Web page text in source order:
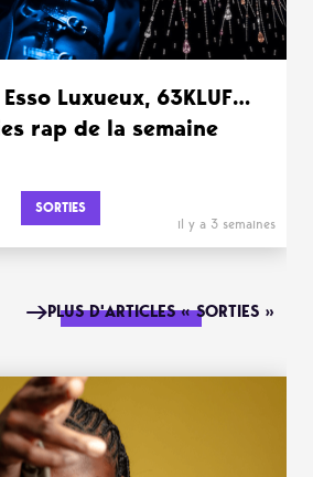
Luxueux, 63KLUF…
rap de la semaine
SORTIES
il y a 3 semaines
PLUS D'ARTICLES « SORTIES »